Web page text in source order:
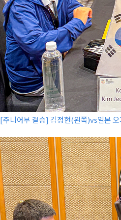
[주니어부 결승] 김정현(왼쪽)vs일본 오